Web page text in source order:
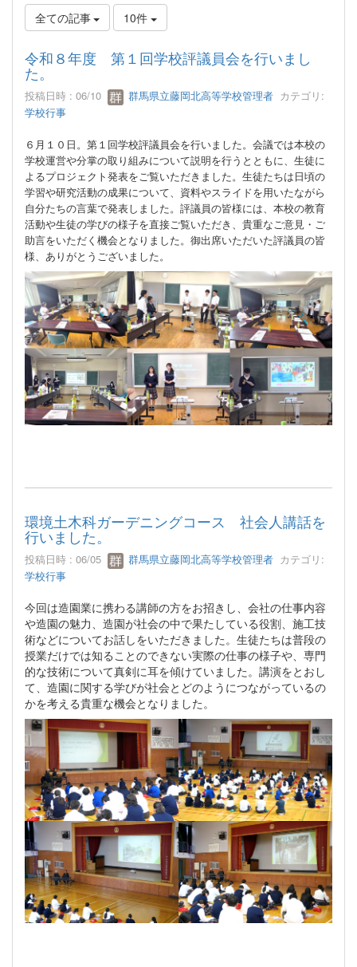
全ての記事 10件
令和８年度 第１回学校評議員会を行いまし
た。
投稿日時 : 06/10 群馬県立藤岡北高等学校管理者 カテゴリ:
学校行事
６月１０日。第１回学校評議員会を行いました。会議では本校の
学校運営や分掌の取り組みについて説明を行うとともに、生徒に
よるプロジェクト発表をご覧いただきました。生徒たちは日頃の
学習や研究活動の成果について、資料やスライドを用いたながら
自分たちの言葉で発表しました。評議員の皆様には、本校の教育
活動や生徒の学びの様子を直接ご覧いただき、貴重なご意見・ご
助言をいただく機会となりました。御出席いただいた評議員の皆
様、ありがとうございました。
環境土木科ガーデニングコース 社会人講話を
行いました。
投稿日時 : 06/05 群馬県立藤岡北高等学校管理者 カテゴリ:
学校行事
今回は造園業に携わる講師の方をお招きし、会社の仕事内容
や造園の魅力、造園が社会の中で果たしている役割、施工技
術などについてお話しをいただきました。生徒たちは普段の
授業だけでは知ることのできない実際の仕事の様子や、専門
的な技術について真剣に耳を傾けていました。講演をとおし
て、造園に関する学びが社会とどのようにつながっているの
かを考える貴重な機会となりました。